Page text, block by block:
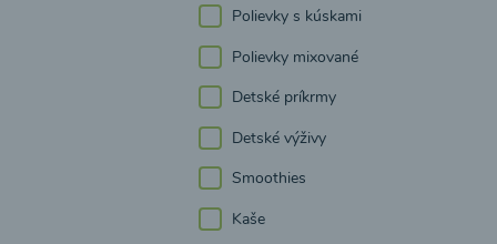
Polievky s kúskami
Polievky mixované
Detské príkrmy
Detské výživy
Smoothies
Kaše